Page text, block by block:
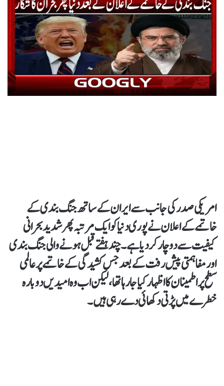
امریکی صدر کی جانب سے ایران کے ساتھ جنگ بندی کے
خاتمے کے اعلان نے پوری دنیا کو ایک مرتبہ پھر شدید بحرانی
کیفیت سے دوچار کر دیا ہے۔ چند ہفتے قبل ہونے والی جنگ بندی
اور مفاہمتی پیش رفت کے بعد جس کشیدگی کے خاتمے پر عالمی
سطح پر اطمینان کا اظہار کیا جا رہا تھا، لیکن اب وہ امیدیں دوبارہ
خطرے میں پڑتی دکھائی دے رہی ہیں۔